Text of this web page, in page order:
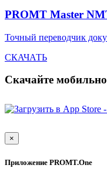
PROMT Master
Точный переводчик
СКАЧАТЬ
Скачайте
×
Приложение PROMT.One